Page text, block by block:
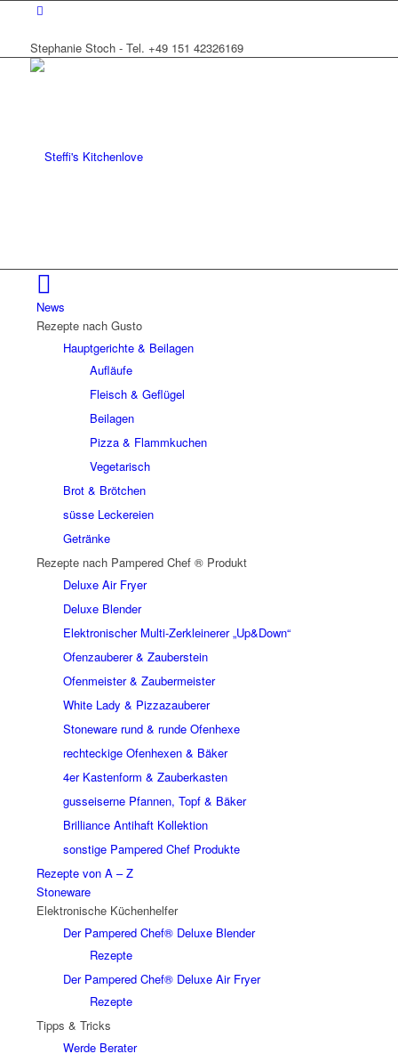
Stephanie Stoch - Tel. +49 151 42326169
News
Rezepte nach Gusto
Hauptgerichte & Beilagen
Aufläufe
Fleisch & Geflügel
Beilagen
Pizza & Flammkuchen
Vegetarisch
Brot & Brötchen
süsse Leckereien
Getränke
Rezepte nach Pampered Chef ® Produkt
Deluxe Air Fryer
Deluxe Blender
Elektronischer Multi-Zerkleinerer „Up&Down“
Ofenzauberer & Zauberstein
Ofenmeister & Zaubermeister
White Lady & Pizzazauberer
Stoneware rund & runde Ofenhexe
rechteckige Ofenhexen & Bäker
4er Kastenform & Zauberkasten
gusseiserne Pfannen, Topf & Bäker
Brilliance Antihaft Kollektion
sonstige Pampered Chef Produkte
Rezepte von A – Z
Stoneware
Elektronische Küchenhelfer
Der Pampered Chef® Deluxe Blender
Rezepte
Der Pampered Chef® Deluxe Air Fryer
Rezepte
Tipps & Tricks
Werde Berater